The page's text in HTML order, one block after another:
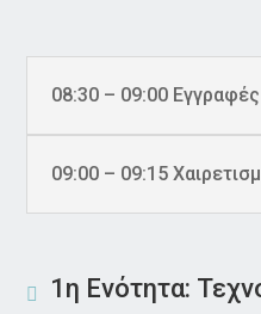
08:30 – 09:00
09:00 – 09:15
1η Ενότητα: